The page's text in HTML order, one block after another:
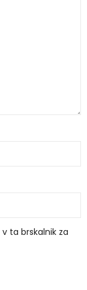
ta brskalnik za